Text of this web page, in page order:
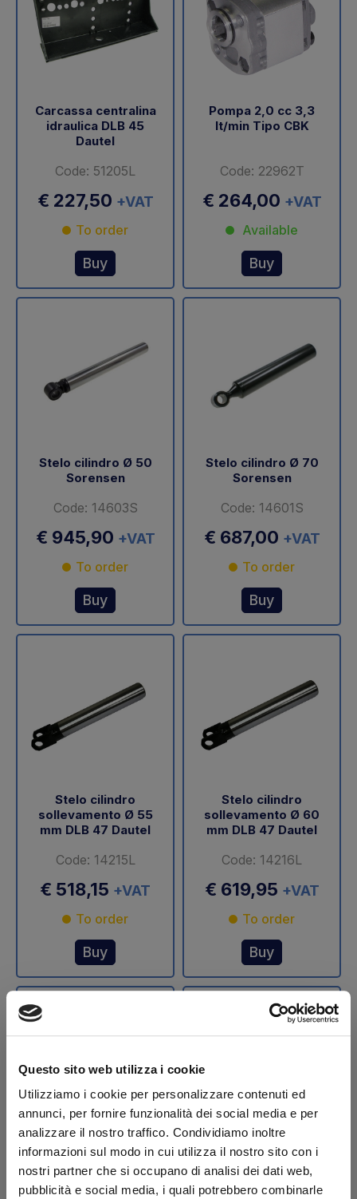
Questo sito web utilizza i cookie
Utilizziamo i cookie per personalizzare contenuti ed
annunci, per fornire funzionalità dei social media e per
analizzare il nostro traffico. Condividiamo inoltre
informazioni sul modo in cui utilizza il nostro sito con i
nostri partner che si occupano di analisi dei dati web,
pubblicità e social media, i quali potrebbero combinarle
Carcassa centralina
idraulica DLB 45
Dautel
Code: 51205L
€ 227,50 +VAT
To order
Buy
Pompa 2,0 cc 3,3
lt/min Tipo CBK
Code: 22962T
€ 264,00 +VAT
Available
Buy
Stelo cilindro Ø 50
Sorensen
Code: 14603S
€ 945,90 +VAT
To order
Buy
Stelo cilindro Ø 70
Sorensen
Code: 14601S
€ 687,00 +VAT
To order
Buy
Stelo cilindro
sollevamento Ø 55
mm DLB 47 Dautel
Code: 14215L
€ 518,15 +VAT
To order
Buy
Stelo cilindro
sollevamento Ø 60
mm DLB 47 Dautel
Code: 14216L
€ 619,95 +VAT
To order
Buy
Stelo cilindro
sollevamento Ø 70
mm DLB 47 Dautel
Stelo cilindro
sollevamento Ø 75
mm DLB 47 Dautel